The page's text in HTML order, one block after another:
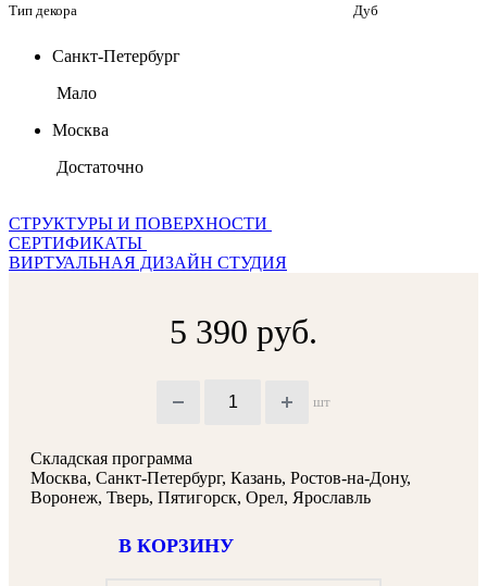
Тип декора
Дуб
Санкт-Петербург
Мало
Москва
Достаточно
СТРУКТУРЫ И ПОВЕРХНОСТИ
СЕРТИФИКАТЫ
ВИРТУАЛЬНАЯ ДИЗАЙН СТУДИЯ
5 390 руб.
шт
Складская программа
Москва, Санкт-Петербург, Казань, Ростов-на-Дону,
Воронеж, Тверь, Пятигорск, Орел, Ярославль
В КОРЗИНУ